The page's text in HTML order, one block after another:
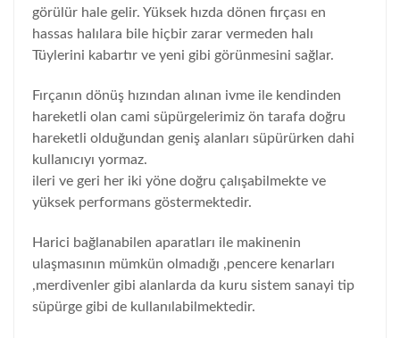
görülür hale gelir. Yüksek hızda dönen fırçası en
hassas halılara bile hiçbir zarar vermeden halı
Tüylerini kabartır ve yeni gibi görünmesini sağlar.
Fırçanın dönüş hızından alınan ivme ile kendinden
hareketli olan cami süpürgelerimiz ön tarafa doğru
hareketli olduğundan geniş alanları süpürürken dahi
kullanıcıyı yormaz.
ileri ve geri her iki yöne doğru çalışabilmekte ve
yüksek performans göstermektedir.
Harici bağlanabilen aparatları ile makinenin
ulaşmasının mümkün olmadığı ,pencere kenarları
,merdivenler gibi alanlarda da kuru sistem sanayi tip
süpürge gibi de kullanılabilmektedir.